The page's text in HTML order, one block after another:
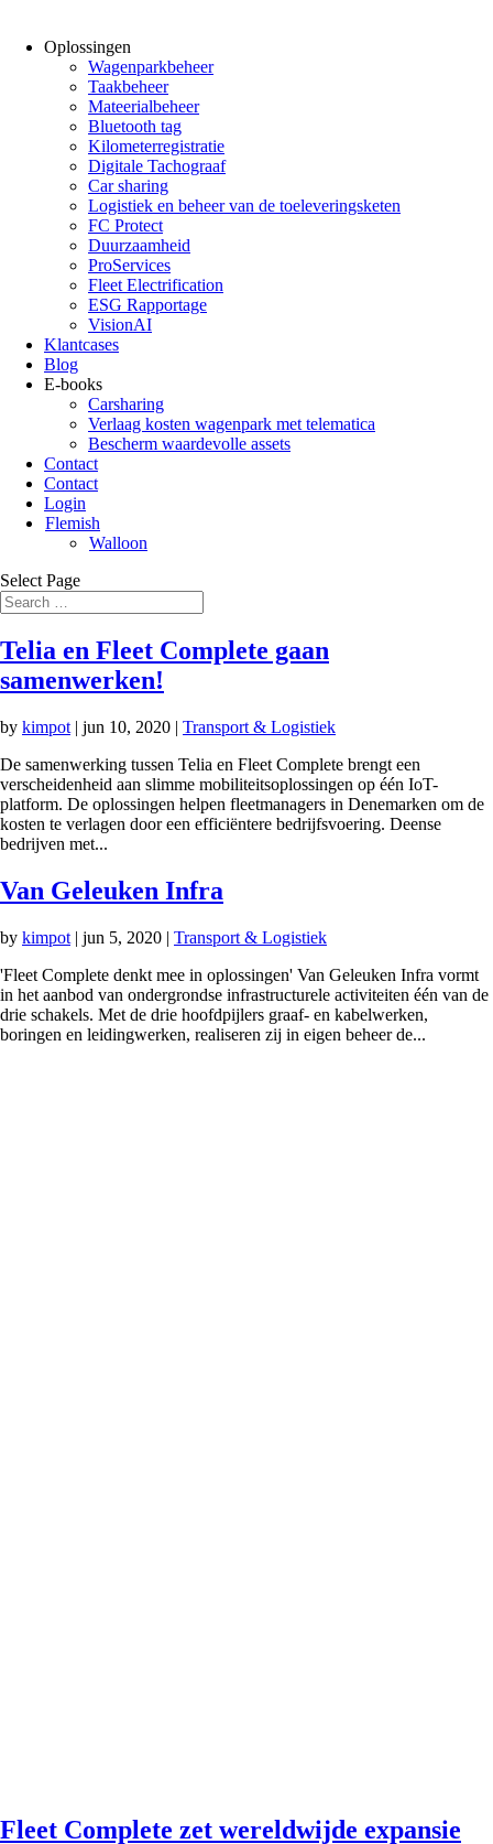
Oplossingen
Wagenparkbeheer
Taakbeheer
Mateerialbeheer
Bluetooth tag
Kilometerregistratie
Digitale Tachograaf
Car sharing
Logistiek en beheer van de toeleveringsketen
FC Protect
Duurzaamheid
ProServices
Fleet Electrification
ESG Rapportage
VisionAI
Klantcases
Blog
E-books
Carsharing
Verlaag kosten wagenpark met telematica
Bescherm waardevolle assets
Contact
Contact
Login
Flemish
Walloon
Select Page
Telia en Fleet Complete gaan
samenwerken!
by kimpot | jun 10, 2020 | Transport & Logistiek
De samenwerking tussen Telia en Fleet Complete brengt een
verscheidenheid aan slimme mobiliteitsoplossingen op één IoT-
platform. De oplossingen helpen fleetmanagers in Denemarken om de
kosten te verlagen door een efficiëntere bedrijfsvoering. Deense
bedrijven met...
Van Geleuken Infra
by kimpot | jun 5, 2020 | Transport & Logistiek
'Fleet Complete denkt mee in oplossingen' Van Geleuken Infra vormt
in het aanbod van ondergrondse infrastructurele activiteiten één van de
drie schakels. Met de drie hoofdpijlers graaf- en kabelwerken,
boringen en leidingwerken, realiseren zij in eigen beheer de...
Fleet Complete zet wereldwijde expansie